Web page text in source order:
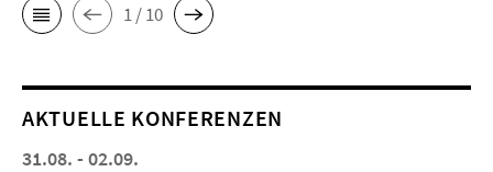
1 / 10
AKTUELLE KONFERENZEN
31.08. - 02.09.